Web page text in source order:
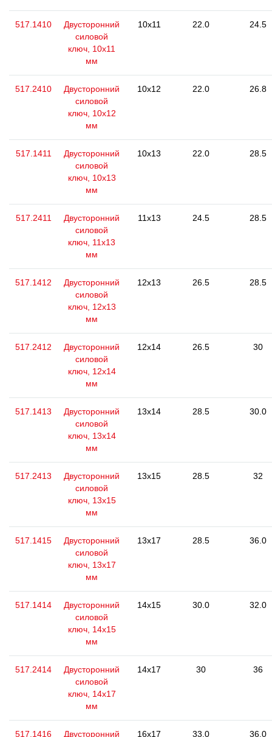
517.1410
Двусторонний
силовой
ключ, 10x11
мм
10x11 22.0 24.5
517.2410
Двусторонний
силовой
ключ, 10x12
мм
10x12 22.0 26.8
517.1411
Двусторонний
силовой
ключ, 10x13
мм
10x13 22.0 28.5
517.2411
Двусторонний
силовой
ключ, 11x13
мм
11x13 24.5 28.5
517.1412
Двусторонний
силовой
ключ, 12x13
мм
12x13 26.5 28.5
517.2412
Двусторонний
силовой
ключ, 12x14
мм
12x14 26.5 30
517.1413
Двусторонний
силовой
ключ, 13x14
мм
13x14 28.5 30.0
517.2413
Двусторонний
силовой
ключ, 13x15
мм
13x15 28.5 32
517.1415
Двусторонний
силовой
ключ, 13x17
мм
13x17 28.5 36.0
517.1414
Двусторонний
силовой
ключ, 14x15
мм
14x15 30.0 32.0
517.2414
Двусторонний
силовой
ключ, 14x17
мм
14x17 30 36
517.1416
Двусторонний
16x17 33.0 36.0